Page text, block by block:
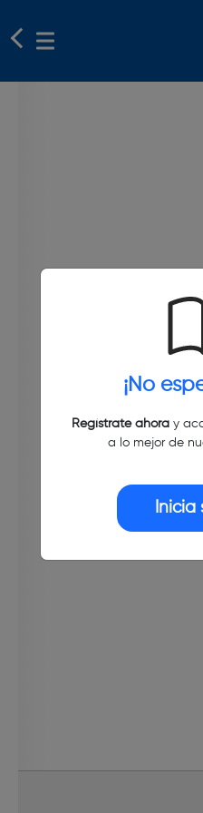
¡No
Regístrate ahoray
a lo mejor de
Inicia